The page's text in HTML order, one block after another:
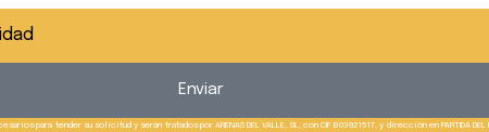
Enviar
para tender su solicitud y serán tratados por ARENAS DEL VALLE, SL, con CIF B03921517, y dirección en PARTIDA